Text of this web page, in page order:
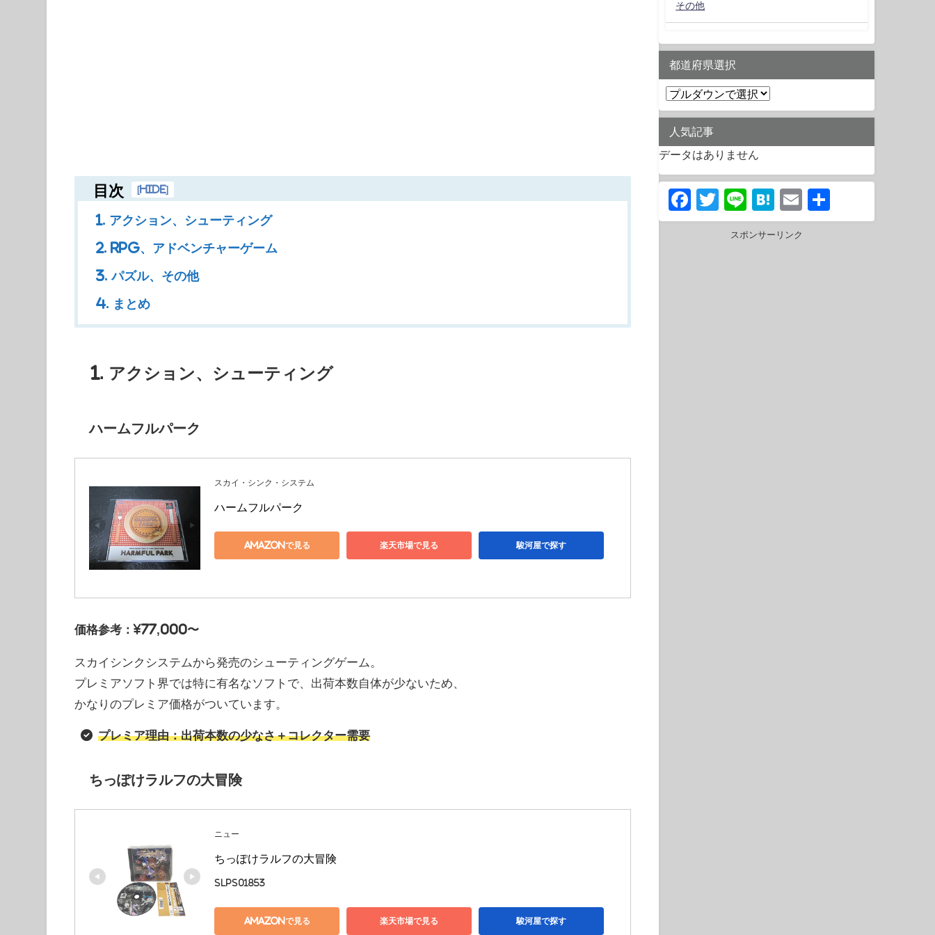
目次 [hide]
1. アクション、シューティング
2. RPG、アドベンチャーゲーム
3. パズル、その他
4. まとめ
1. アクション、シューティング
ハームフルパーク
スカイ・シンク・システム
ハームフルパーク
Amazonで見る 楽天市場で見る 駿河屋で探す
価格参考：¥77,000〜
スカイシンクシステムから発売のシューティングゲーム。
プレミアソフト界では特に有名なソフトで、出荷本数自体が少ないため、
かなりのプレミア価格がついています。
プレミア理由：出荷本数の少なさ＋コレクター需要
ちっぽけラルフの大冒険
ニュー
ちっぽけラルフの大冒険
SLPS01853
Amazonで見る 楽天市場で見る 駿河屋で探す
その他
都道府県選択
人気記事
データはありません
Facebook
Twitter
LineHatena
Email
有
スポンサーリンク